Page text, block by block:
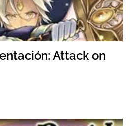
Attack on